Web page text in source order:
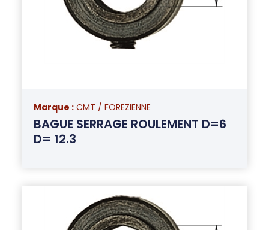
Marque : CMT / FOREZIENNE
BAGUE SERRAGE ROULEMENT D=6
D= 12.3